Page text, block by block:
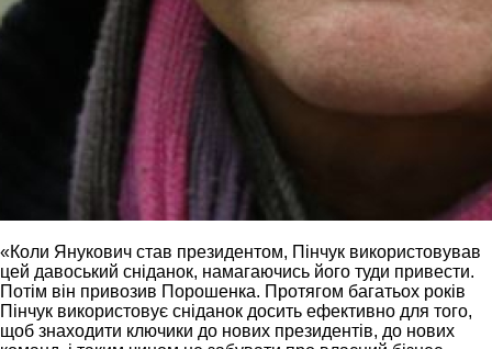
«Коли Янукович став президентом, Пінчук використовував
цей давоський сніданок, намагаючись його туди привести.
Потім він привозив Порошенка. Протягом багатьох років
Пінчук використовує сніданок досить ефективно для того,
щоб знаходити ключики до нових президентів, до нових